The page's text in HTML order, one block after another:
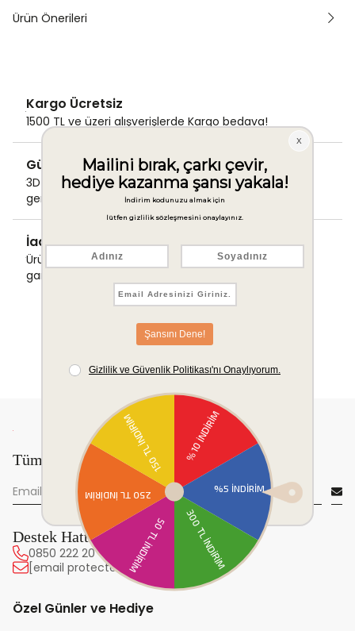
Ürün Önerileri
Kargo Ücretsiz
1500 TL ve üzeri alışverişlerde Kargo bedava!
Güvenli Ödeme
3D Secure ile güvenli ödemenizi
gerçekleştirin.
İade & Değişim Garantisi
Ürünlerinizde sorunsuz iade ve değişim
garantisi.
Tüm yeniliklerden önce sen haberdar ol!
Destek Hattı
0850 222 20 63
[email protected]
Özel Günler ve Hediye